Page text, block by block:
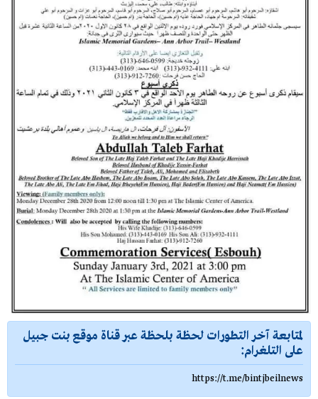
لمتابعة آخر التطورات لحظة بلحظة عبر قناة موقع بنت جبيل
على التلغرام:
https://t.me/bintjbeilnews